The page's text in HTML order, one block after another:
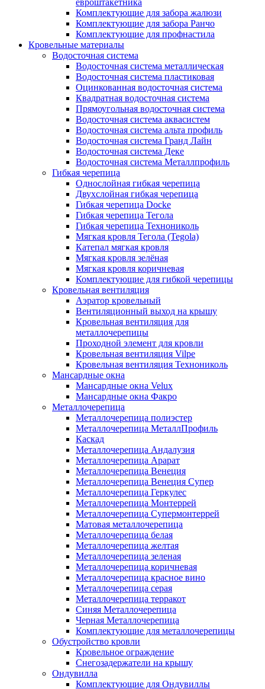
евроштакетника
Комплектующие для забора жалюзи
Комплектующие для забора Ранчо
Комплектующие для профнастила
Кровельные материалы
Водосточная система
Водосточная система металлическая
Водосточная система пластиковая
Оцинкованная водосточная система
Квадратная водосточная система
Прямоугольная водосточная система
Водосточная система аквасистем
Водосточная система альта профиль
Водосточная система Гранд Лайн
Водосточная система Деке
Водосточная система Металлпрофиль
Гибкая черепица
Однослойная гибкая черепица
Двухслойная гибкая черепица
Гибкая черепица Docke
Гибкая черепица Тегола
Гибкая черепица Технониколь
Мягкая кровля Тегола (Tegola)
Катепал мягкая кровля
Мягкая кровля зелёная
Мягкая кровля коричневая
Комплектующие для гибкой черепицы
Кровельная вентиляция
Аэратор кровельный
Вентиляционный выход на крышу
Кровельная вентиляция для
металлочерепицы
Проходной элемент для кровли
Кровельная вентиляция Vilpe
Кровельная вентиляция Технониколь
Мансардные окна
Мансардные окна Velux
Мансардные окна Факро
Металлочерепица
Металлочерепица полиэстер
Металлочерепица МеталлПрофиль
Каскад
Металлочерепица Андалузия
Металлочерепица Арарат
Металлочерепица Венеция
Металлочерепица Венеция Супер
Металлочерепица Геркулес
Металлочерепица Монтеррей
Металлочерепица Супермонтеррей
Матовая металлочерепица
Металлочерепица белая
Металлочерепица желтая
Металлочерепица зеленая
Металлочерепица коричневая
Металлочерепица красное вино
Металлочерепица серая
Металлочерепица терракот
Синяя Металлочерепица
Черная Металлочерепица
Комплектующие для металлочерепицы
Обустройство кровли
Кровельное ограждение
Снегозадержатели на крышу
Ондувилла
Комплектующие для Ондувиллы